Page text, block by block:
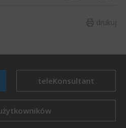
drukuj
teleKonsultant